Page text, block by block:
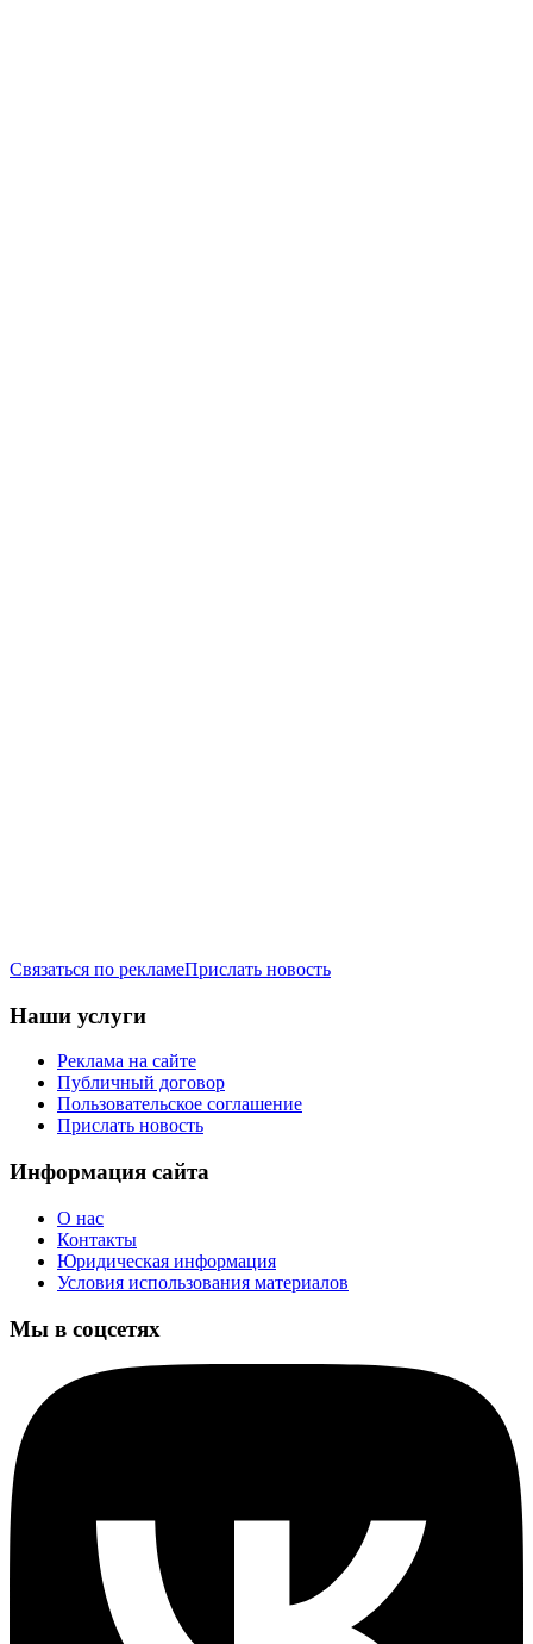
Связаться по рекламеПрислать новость
Наши услуги
Реклама на сайте
Публичный договор
Пользовательское соглашение
Прислать новость
Информация сайта
О нас
Контакты
Юридическая информация
Условия использования материалов
Мы в соцсетях